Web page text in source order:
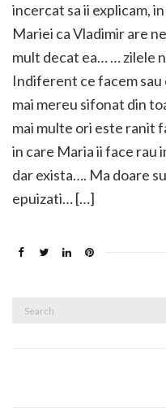
incercat sa ii explicam,
Mariei ca Vladimir are
mult decat ea… … zilele
Indiferent ce facem sau
mai mereu sifonat din
mai multe ori este ranit
in care Maria ii face
dar exista…. Ma doare
epuizati… […]